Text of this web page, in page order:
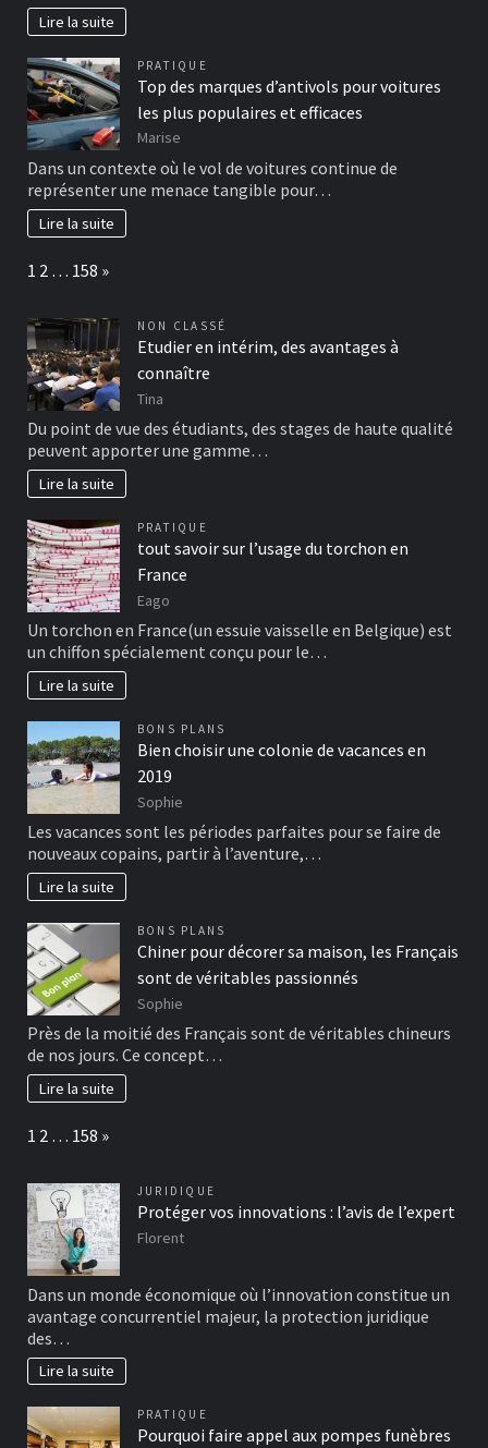
Lire la suite
PRATIQUE
Top des marques d’antivols pour voitures
les plus populaires et efficaces
Marise
Dans un contexte où le vol de voitures continue de
représenter une menace tangible pour…
Lire la suite
Page:
1 2 … 158 Next
»
NON CLASSÉ
Etudier en intérim, des avantages à
connaître
Tina
Du point de vue des étudiants, des stages de haute qualité
peuvent apporter une gamme…
Lire la suite
PRATIQUE
tout savoir sur l’usage du torchon en
France
Eago
Un torchon en France(un essuie vaisselle en Belgique) est
un chiffon spécialement conçu pour le…
Lire la suite
BONS PLANS
Bien choisir une colonie de vacances en
2019
Sophie
Les vacances sont les périodes parfaites pour se faire de
nouveaux copains, partir à l’aventure,…
Lire la suite
BONS PLANS
Chiner pour décorer sa maison, les Français
sont de véritables passionnés
Sophie
Près de la moitié des Français sont de véritables chineurs
de nos jours. Ce concept…
Lire la suite
Page:
1 2 … 158 Next
»
JURIDIQUE
Protéger vos innovations : l’avis de l’expert
Florent
Dans un monde économique où l’innovation constitue un
avantage concurrentiel majeur, la protection juridique
des…
Lire la suite
PRATIQUE
Pourquoi faire appel aux pompes funèbres